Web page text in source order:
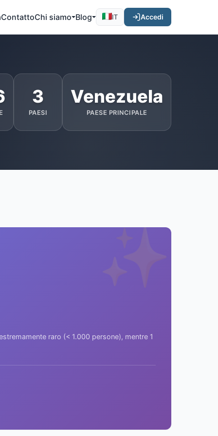
ContattoChi siamo Blog IT Accedi
3
PAESI
Venezuela
PAESE PRINCIPALE
✨
raro (< 1.000 persone), mentre 1